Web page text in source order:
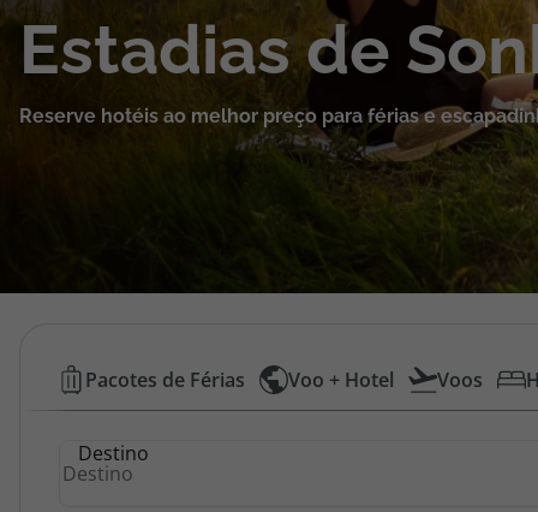
Cruzeiros
Promoções
Área de Cliente
Estadias de
Reserve hotéis ao melhor preço para férias e
Hotéis
Baratos
Pacotes de Férias Voo + Hotel Voos
Destino